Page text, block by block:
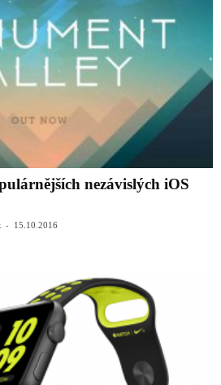
nezávislých iOS
- 15.10.2016